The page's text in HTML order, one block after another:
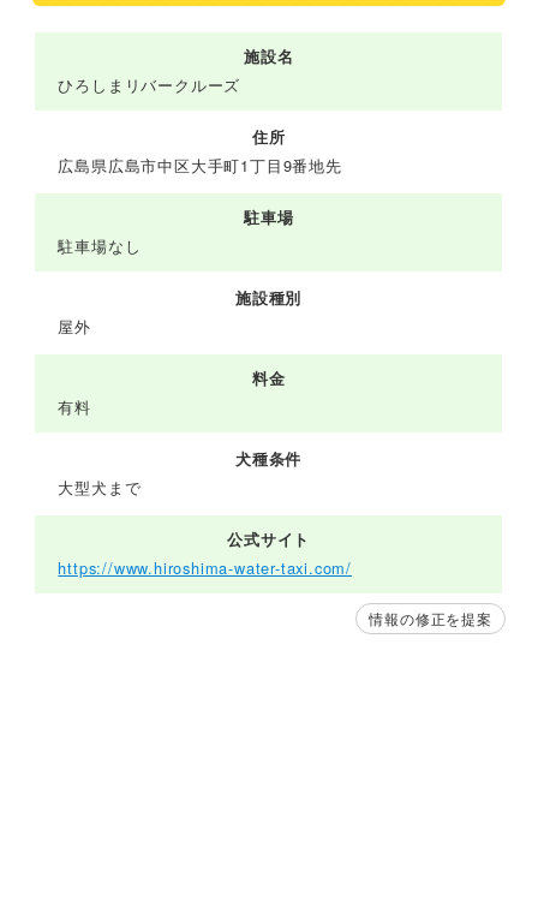
施設名
ひろしまリバークルーズ
住所
広島県広島市中区大手町1丁目9番地先
駐車場
駐車場なし
施設種別
屋外
料金
有料
犬種条件
大型犬まで
公式サイト
https://www.hiroshima-water-taxi.com/
情報の修正を提案